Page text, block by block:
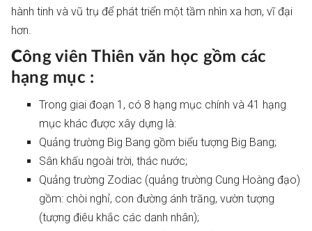
hành tinh và vũ trụ để phát triển một tầm nhìn xa hơn, vĩ đại
hơn.
Công viên Thiên văn học gồm các
hạng mục :
Trong giai đoạn 1, có 8 hạng mục chính và 41 hạng
mục khác được xây dựng là:
Quảng trường Big Bang gồm biểu tượng Big Bang;
Sân khấu ngoài trời, thác nước;
Quảng trường Zodiac (quảng trường Cung Hoàng đạo)
gồm: chòi nghỉ, con đường ánh trăng, vườn tượng
(tượng điêu khắc các danh nhân);